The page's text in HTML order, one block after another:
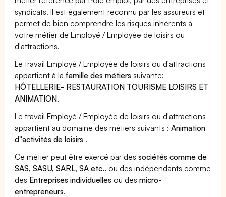
syndicats. Il est également reconnu par les assureurs et
permet de bien comprendre les risques inhérents à
votre métier de Employé / Employée de loisirs ou
d'attractions.
Le travail Employé / Employée de loisirs ou d'attractions
appartient à la famille des métiers suivante:
HÔTELLERIE- RESTAURATION TOURISME LOISIRS ET
ANIMATION.
Le travail Employé / Employée de loisirs ou d'attractions
appartient au domaine des métiers suivants :Animation
d''activités de loisirs .
Ce métier peut être exercé par dessociétés comme de
SAS, SASU, SARL, SA etc.. ou des indépendants comme
des Entreprises individuelles ou desmicro-
entrepreneurs.